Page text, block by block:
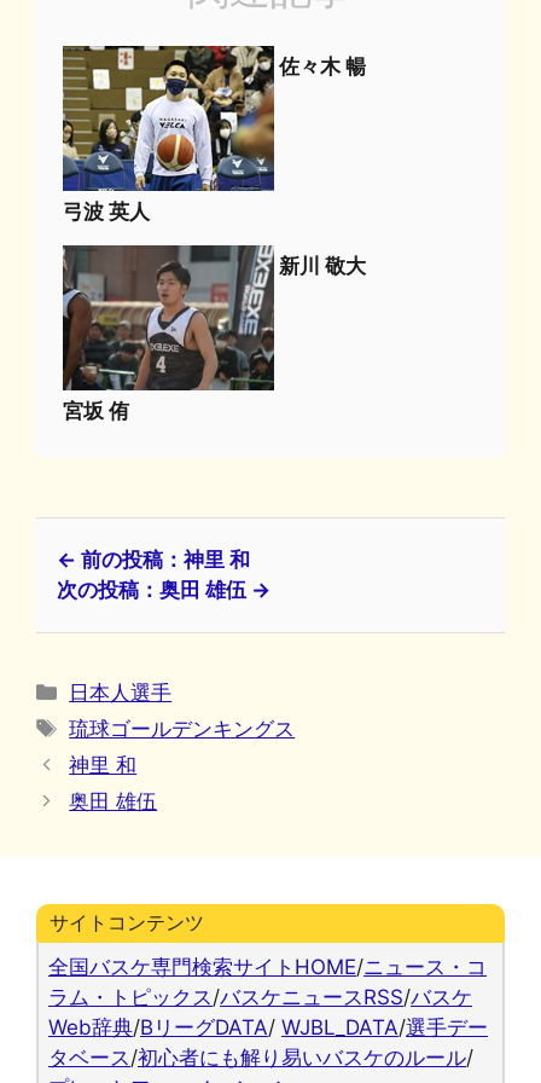
弓波 英人
佐々木 暢
宮坂 侑
新川 敬大
← 前の投稿：神里 和
次の投稿：奥田 雄伍 →
カ
テ
リ
ー
日本人選手
タ
グ
琉球ゴールデンキングス
神里 和
奥田 雄伍
サイトコンテンツ
全国バスケ専門検索サイトHOME/ニュース・コ
ラム・トピックス /バスケニュースRSS/バスケ
Web辞典/BリーグDATA/ WJBL_DATA/選手デー
タベース /初心者にも解り易いバスケのルール/